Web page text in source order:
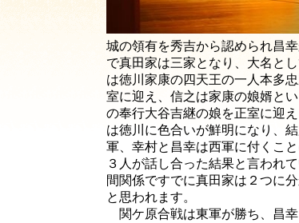
城の領有を秀吉から認められ昌
で真田家は三家となり、大名と
は徳川家康の四天王の一人本多
室に迎え、信之は家康の娘婿と
の奉行大谷吉継の娘を正室に迎
は徳川に色合いが鮮明になり、
軍、幸村と昌幸は西軍に付くこ
３人が話し合った結果と言われ
間関係ですでに真田家は２つに
と思われます。
関ケ原合戦は東軍が勝ち、昌